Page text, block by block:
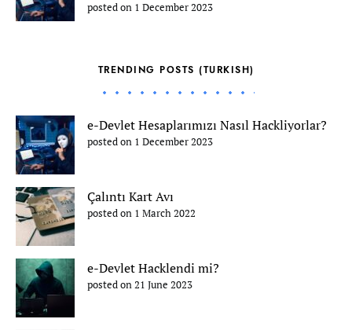
posted on 1 December 2023
TRENDING POSTS (TURKISH)
e-Devlet Hesaplarımızı Nasıl Hackliyorlar?
posted on 1 December 2023
Çalıntı Kart Avı
posted on 1 March 2022
e-Devlet Hacklendi mi?
posted on 21 June 2023